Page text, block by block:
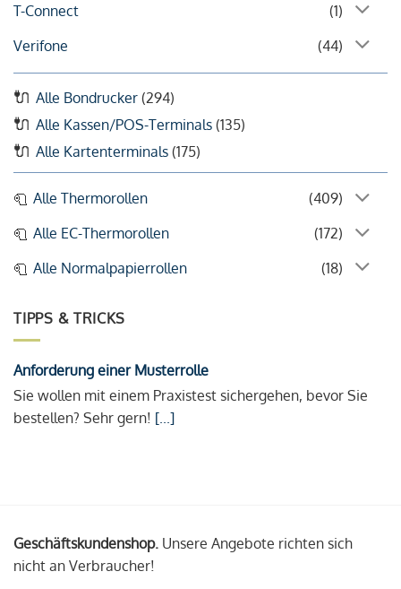
T-Connect
(1)
Verifone
(44)
Alle Bondrucker (294)
Alle Kassen/POS-Terminals (135)
Alle Kartenterminals (175)
Alle Thermorollen
(409)
Alle EC-Thermorollen
(172)
Alle Normalpapierrollen
(18)
TIPPS & TRICKS
Anforderung einer Musterrolle
Sie wollen mit einem Praxistest sichergehen, bevor Sie
bestellen? Sehr gern! [...]
Geschäftskundenshop. Unsere Angebote richten sich
nicht an Verbraucher!